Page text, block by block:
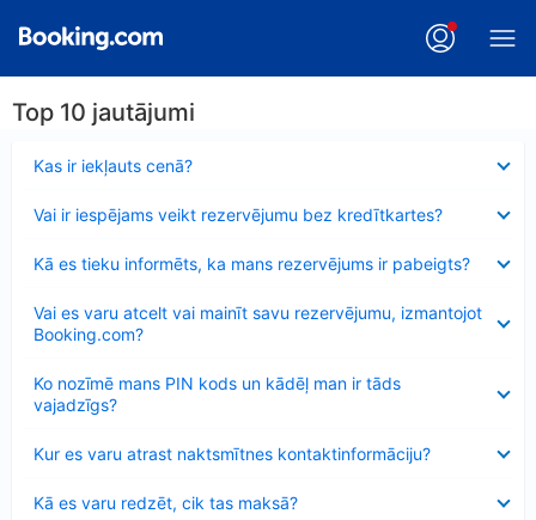
Top 10 jautājumi
Kas ir iekļauts cenā?
Vai ir iespējams veikt rezervējumu bez kredītkartes?
Kā es tieku informēts, ka mans rezervējums ir pabeigts?
Vai es varu atcelt vai mainīt savu rezervējumu, izmantojot
Booking.com?
Ko nozīmē mans PIN kods un kādēļ man ir tāds
vajadzīgs?
Kur es varu atrast naktsmītnes kontaktinformāciju?
Kā es varu redzēt, cik tas maksā?